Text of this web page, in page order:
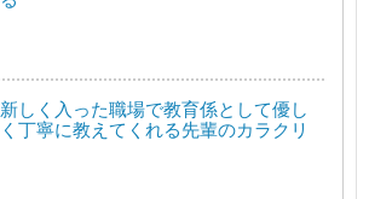
新しく入った職場で教育係として優し
く丁寧に教えてくれる先輩のカラクリ